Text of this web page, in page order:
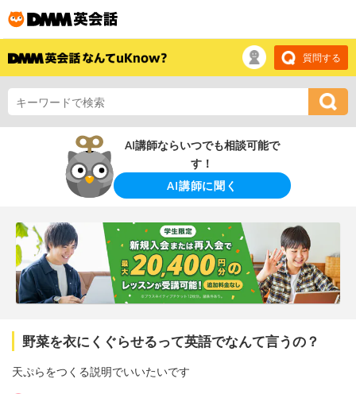
質問する
AI講師ならいつでも相談可能で
す！
AI講師に聞く
野菜を衣にくぐらせるって英語でなんて言うの？
天ぷらをつくる説明でいいたいです